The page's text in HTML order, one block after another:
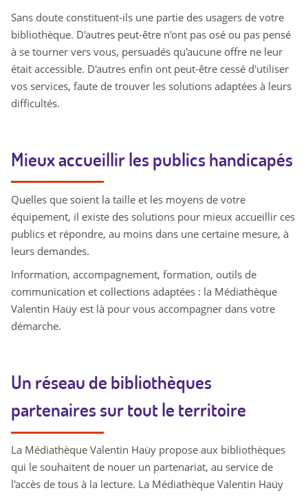
Sans doute constituent-ils une partie des usagers de votre
bibliothèque. D'autres peut-être n'ont pas osé ou pas pensé
à se tourner vers vous, persuadés qu'aucune offre ne leur
était accessible. D'autres enfin ont peut-être cessé d'utiliser
vos services, faute de trouver les solutions adaptées à leurs
difficultés.
Mieux accueillir les publics handicapés
Quelles que soient la taille et les moyens de votre
équipement, il existe des solutions pour mieux accueillir ces
publics et répondre, au moins dans une certaine mesure, à
leurs demandes.
Information, accompagnement, formation, outils de
communication et collections adaptées : la Médiathèque
Valentin Haüy est là pour vous accompagner dans votre
démarche.
Un réseau de bibliothèques
partenaires sur tout le territoire
La Médiathèque Valentin Haüy propose aux bibliothèques
qui le souhaitent de nouer un partenariat, au service de
l'accès de tous à la lecture. La Médiathèque Valentin Haüy